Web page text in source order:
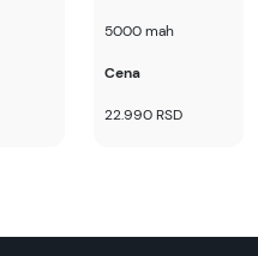
5000 mah
Cena
22.990 RSD